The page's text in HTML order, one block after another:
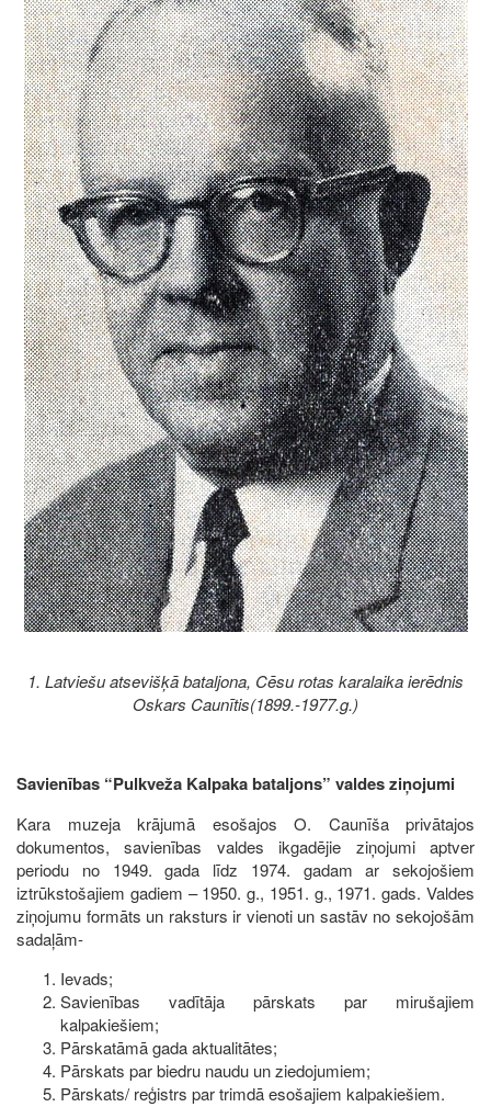
1. Latviešu atsevišķā bataljona, Cēsu rotas karalaika ierēdnis
Oskars Caunītis(1899.-1977.g.)
Savienības “Pulkveža Kalpaka bataljons” valdes ziņojumi
Kara muzeja krājumā esošajos O. Caunīša privātajos
dokumentos, savienības valdes ikgadējie ziņojumi aptver
periodu no 1949. gada līdz 1974. gadam ar sekojošiem
iztrūkstošajiem gadiem – 1950. g., 1951. g., 1971. gads. Valdes
ziņojumu formāts un raksturs ir vienoti un sastāv no sekojošām
sadaļām-
Ievads;
Savienības vadītāja pārskats par mirušajiem
kalpakiešiem;
Pārskatāmā gada aktualitātes;
Pārskats par biedru naudu un ziedojumiem;
Pārskats/ reģistrs par trimdā esošajiem kalpakiešiem.